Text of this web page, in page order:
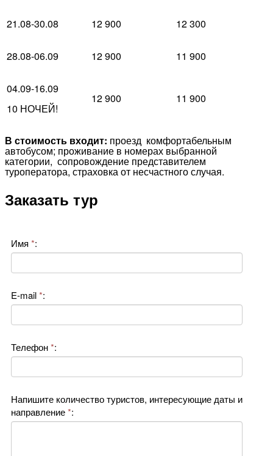
21.08-30.08 12 900 12 300
28.08-06.09 12 900 11 900
04.09-16.09
10 НОЧЕЙ!
12 900 11 900
В стоимость входит: проезд комфортабельным
автобусом; проживание в номерах выбранной
категории, сопровождение представителем
туроператора, страховка от несчастного случая.
Заказать тур